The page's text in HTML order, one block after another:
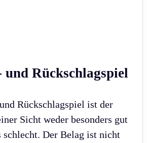
und Rückschlagspiel
Rückschlagspiel ist der
Sicht weder besonders gut
schlecht. Der Belag ist nicht